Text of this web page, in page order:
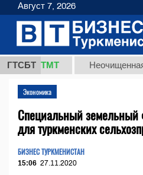
ГТСБТ
ТМТ Неочищенная
Экономика
Специальный земельный
для туркменских
БИЗНЕС ТУРКМЕНИСТАН
15:06 27.11.2020
Август 7, 2026